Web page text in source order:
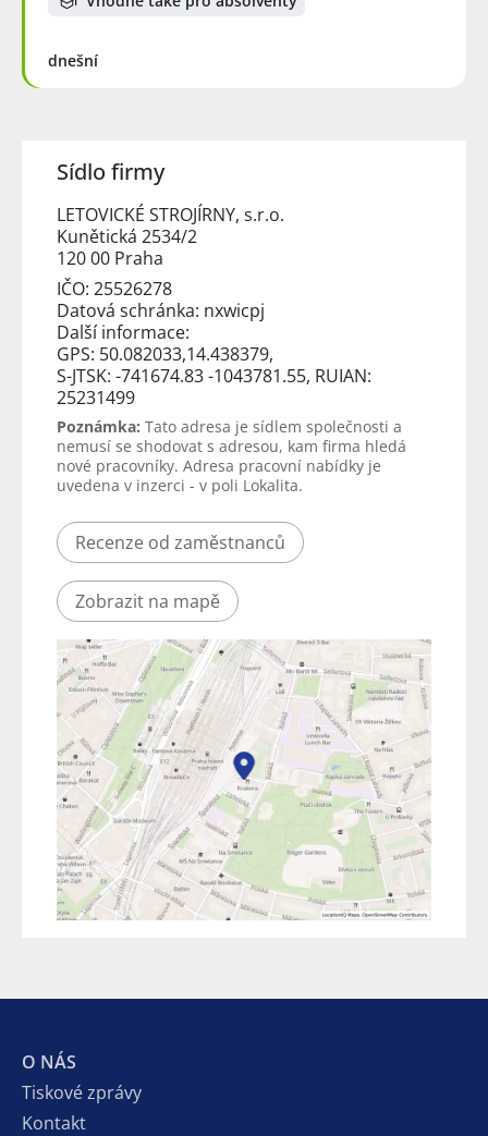
dnešní
Sídlo firmy
LETOVICKÉ STROJÍRNY, s.r.o.
Kunětická 2534/2
120 00 Praha
IČO: 25526278
Datová schránka: nxwicpj
Další informace:
GPS: 50.082033,14.438379,
S-JTSK: -741674.83 -1043781.55, RUIAN:
25231499
Poznámka: Tato adresa je sídlem společnosti a
nemusí se shodovat s adresou, kam firma hledá
nové pracovníky. Adresa pracovní nabídky je
uvedena v inzerci - v poli Lokalita.
Recenze od zaměstnanců
Zobrazit na mapě
O NÁS
Tiskové zprávy
Kontakt